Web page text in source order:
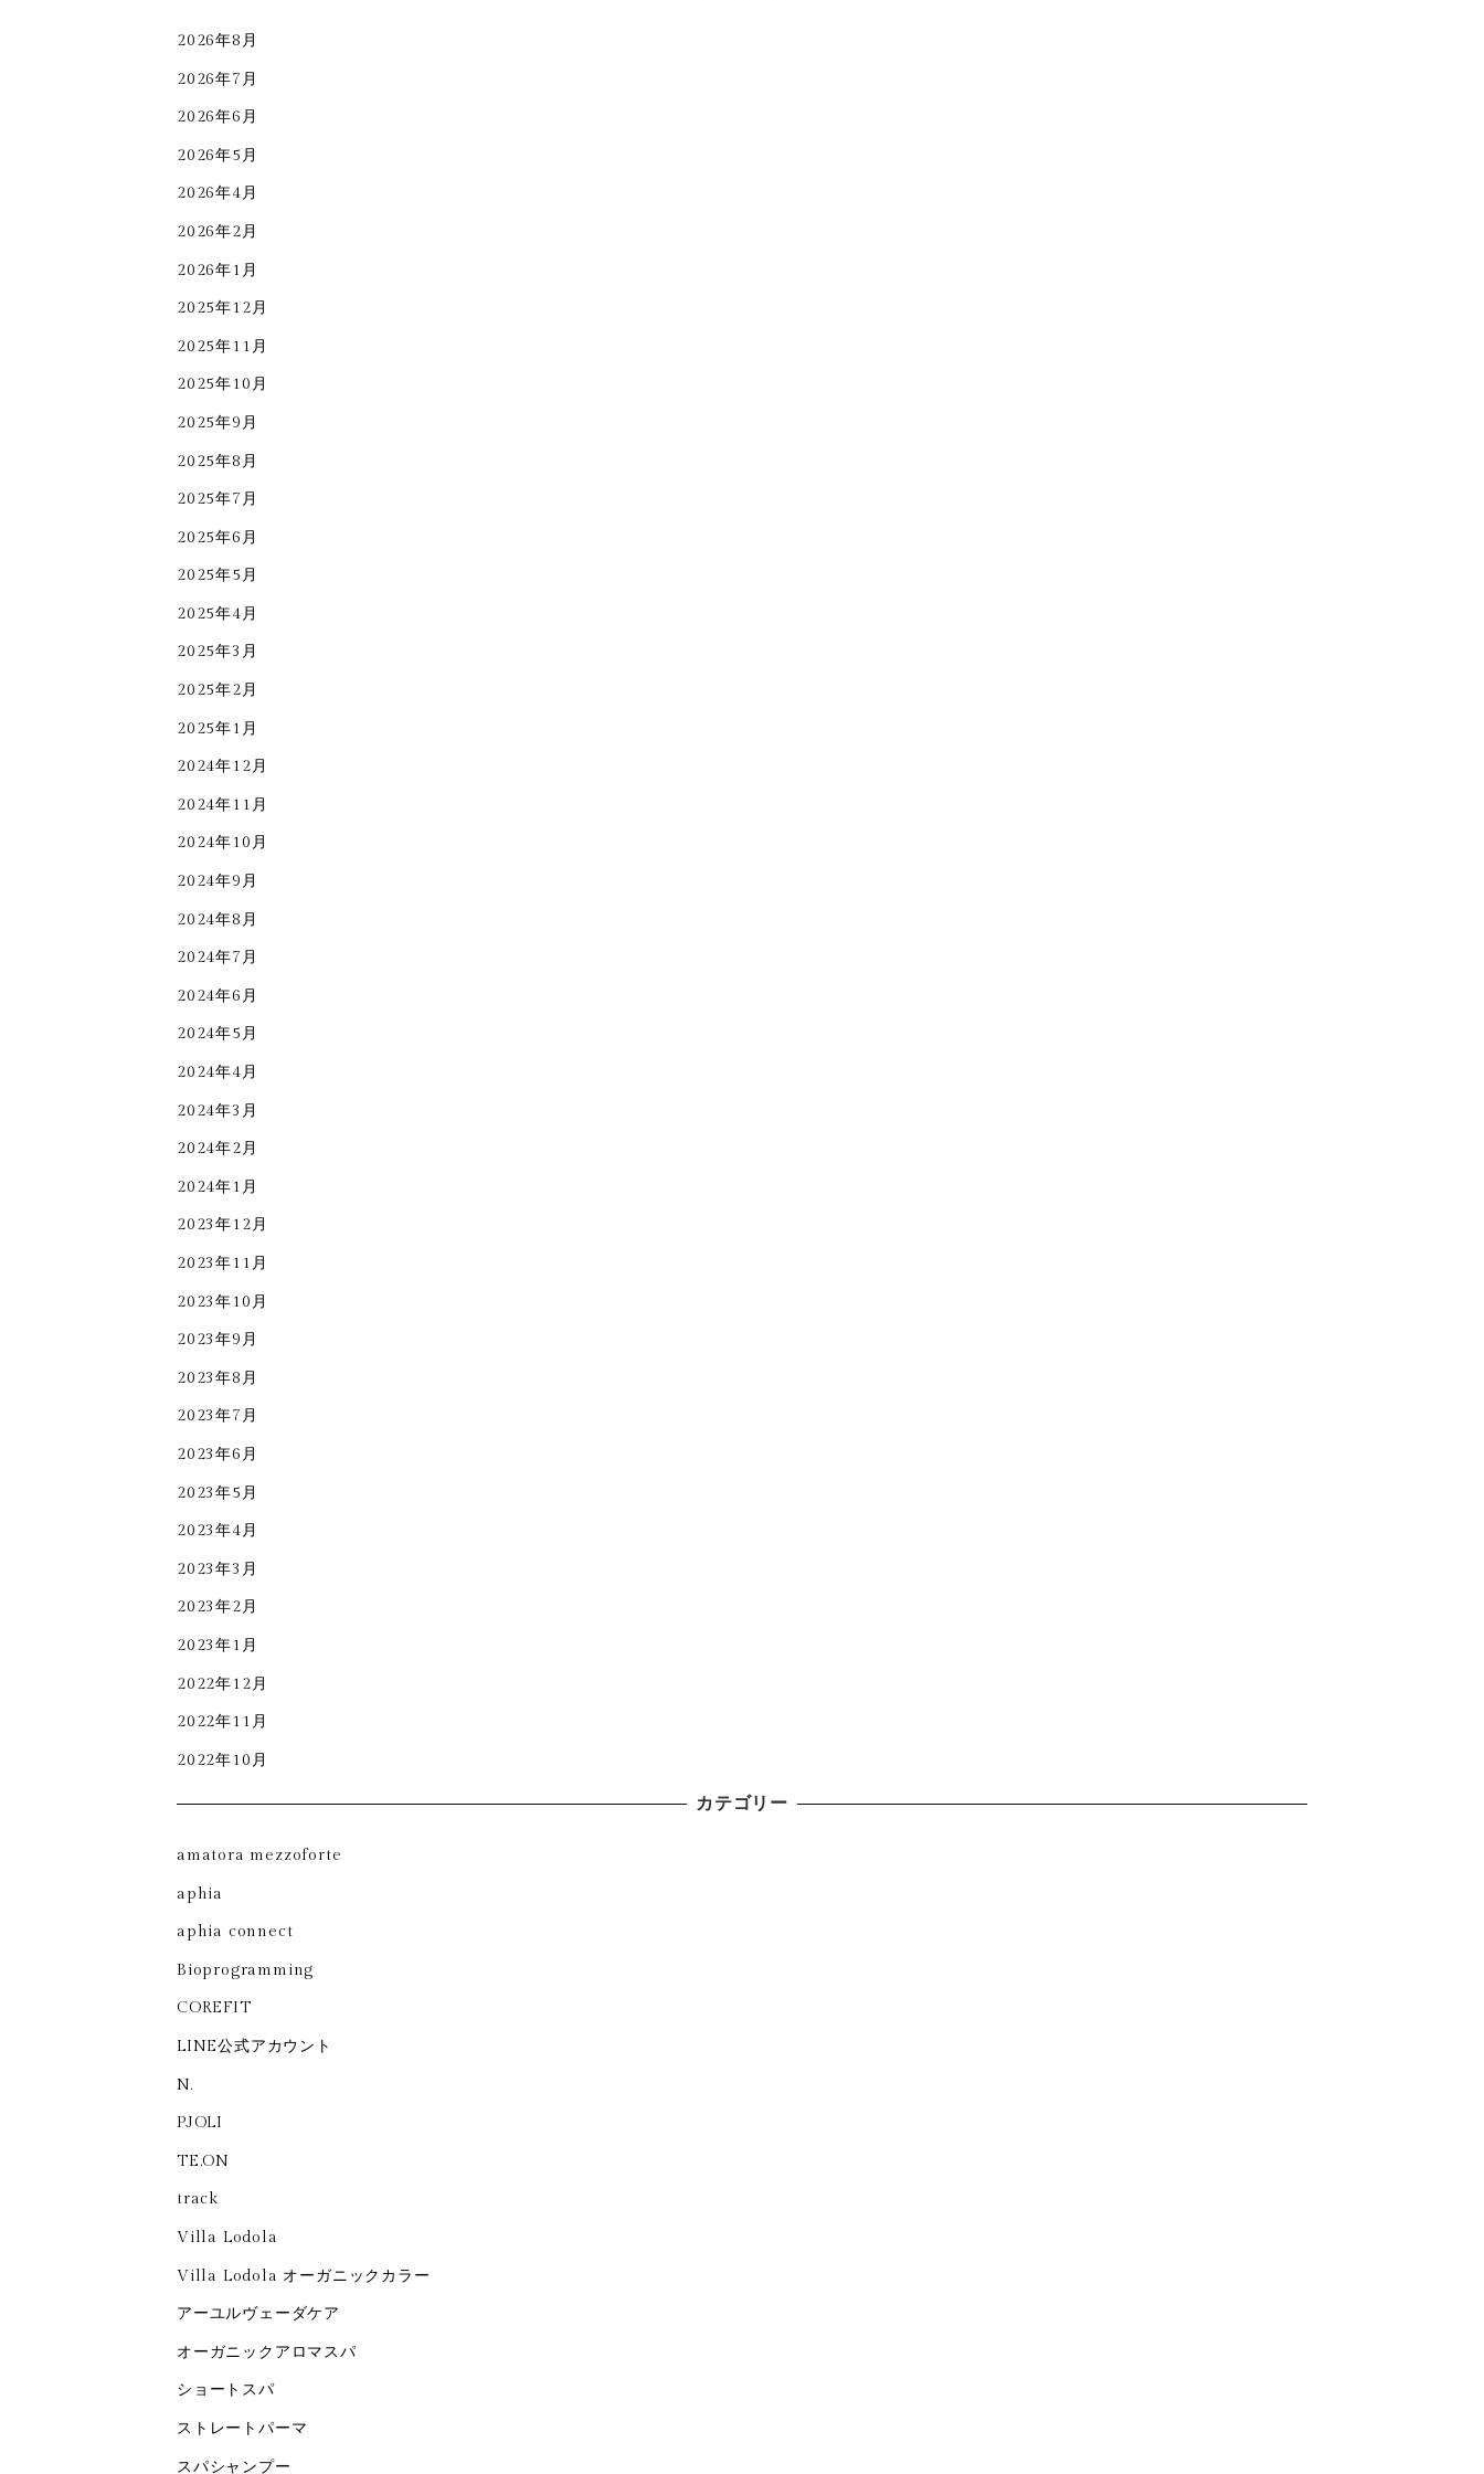
2026年8月
2026年7月
2026年6月
2026年5月
2026年4月
2026年2月
2026年1月
2025年12月
2025年11月
2025年10月
2025年9月
2025年8月
2025年7月
2025年6月
2025年5月
2025年4月
2025年3月
2025年2月
2025年1月
2024年12月
2024年11月
2024年10月
2024年9月
2024年8月
2024年7月
2024年6月
2024年5月
2024年4月
2024年3月
2024年2月
2024年1月
2023年12月
2023年11月
2023年10月
2023年9月
2023年8月
2023年7月
2023年6月
2023年5月
2023年4月
2023年3月
2023年2月
2023年1月
2022年12月
2022年11月
2022年10月
カテゴリー
amatora mezzoforte
aphia
aphia connect
Bioprogramming
COREFIT
LINE公式アカウント
N.
PJOLI
TE.ON
track
Villa Lodola
Villa Lodola オーガニックカラー
アーユルヴェーダケア
オーガニックアロマスパ
ショートスパ
ストレートパーマ
スパシャンプー